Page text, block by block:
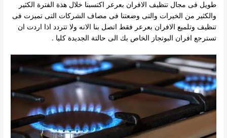
طويل فى مجال تنظيف الافران بعرعر اكتسبنا خلال هذة الفترة الكثير
والكثير من الخيرات والتى وضعتنا فى مصاف الشركات التى تميزت فى
تنظيف وتلميع الافران بعرعر فقط اتصل بنا الانه ولا تتردد اذا اردت ان
تسترجع افران البوتجاز الخاص بك الى حالتة الجديدة كليا .